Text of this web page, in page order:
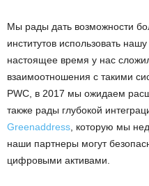
Мы рады дать возможности
институтов использовать
настоящее время у нас
взаимоотношения с такими
PWC, в 2017 мы ожидаем
также рады глубокой
Greenaddress , которую мы
наши партнеры могут
цифровыми активами.